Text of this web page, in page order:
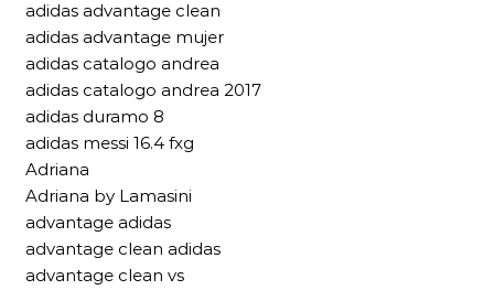
adidas advantage clean
adidas advantage mujer
adidas catalogo andrea
adidas catalogo andrea 2017
adidas duramo 8
adidas messi 16.4 fxg
Adriana
Adriana by Lamasini
advantage adidas
advantage clean adidas
advantage clean vs